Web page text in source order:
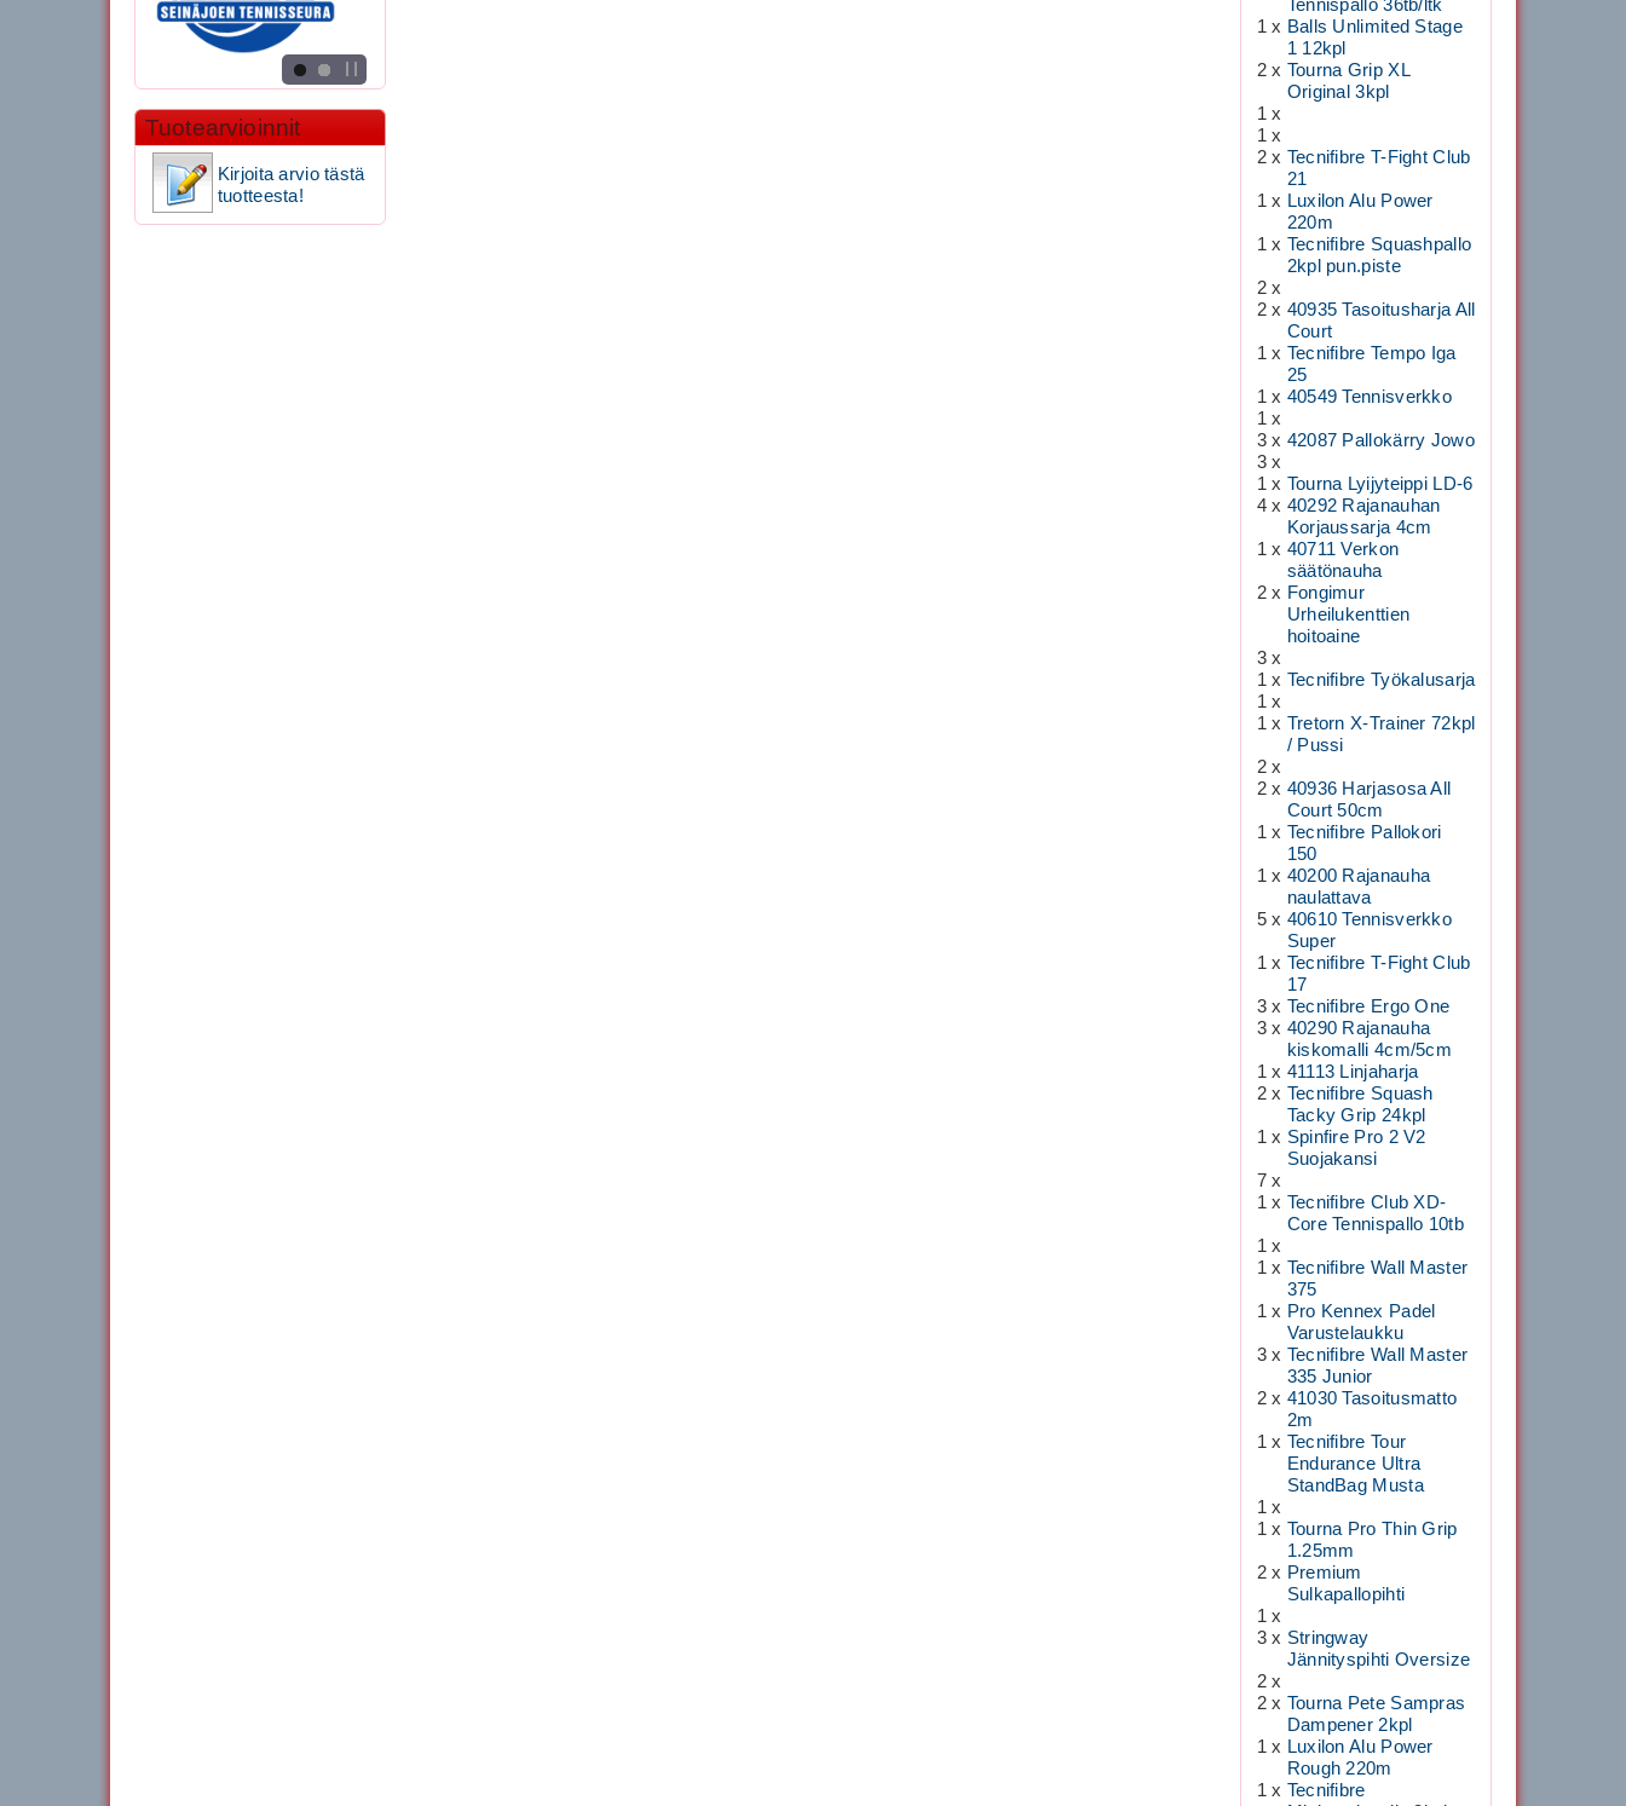
Tuotearvioinnit
Kirjoita arvio tästä
tuotteesta!
Tennispallo 36tb/ltk
1 x Balls Unlimited Stage
1 12kpl
2 x Tourna Grip XL
Original 3kpl
1 x
1 x
2 x Tecnifibre T-Fight Club
21
1 x Luxilon Alu Power
220m
1 x Tecnifibre Squashpallo
2kpl pun.piste
2 x
2 x 40935 Tasoitusharja All
Court
1 x Tecnifibre Tempo Iga
25
1 x 40549 Tennisverkko
1 x
3 x 42087 Pallokärry Jowo
3 x
1 x Tourna Lyijyteippi LD-6
4 x 40292 Rajanauhan
Korjaussarja 4cm
1 x 40711 Verkon
säätönauha
2 x Fongimur
Urheilukenttien
hoitoaine
3 x
1 x Tecnifibre Työkalusarja
1 x
1 x Tretorn X-Trainer 72kpl
/ Pussi
2 x
2 x 40936 Harjasosa All
Court 50cm
1 x Tecnifibre Pallokori
150
1 x 40200 Rajanauha
naulattava
5 x 40610 Tennisverkko
Super
1 x Tecnifibre T-Fight Club
17
3 x Tecnifibre Ergo One
3 x 40290 Rajanauha
kiskomalli 4cm/5cm
1 x 41113 Linjaharja
2 x Tecnifibre Squash
Tacky Grip 24kpl
1 x Spinfire Pro 2 V2
Suojakansi
7 x
1 x Tecnifibre Club XD-
Core Tennispallo 10tb
1 x
1 x Tecnifibre Wall Master
375
1 x Pro Kennex Padel
Varustelaukku
3 x Tecnifibre Wall Master
335 Junior
2 x 41030 Tasoitusmatto
2m
1 x Tecnifibre Tour
Endurance Ultra
StandBag Musta
1 x
1 x Tourna Pro Thin Grip
1.25mm
2 x Premium
Sulkapallopihti
1 x
3 x Stringway
Jännityspihti Oversize
2 x
2 x Tourna Pete Sampras
Dampener 2kpl
1 x Luxilon Alu Power
Rough 220m
1 x Tecnifibre